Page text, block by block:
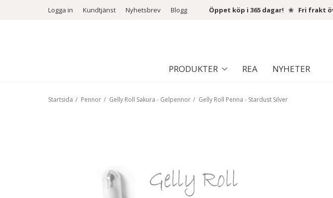
Logga in Kundtjänst Nyhetsbrev Blogg Öppet köp i 365 dagar! ❀ Fri frakt
PRODUKTER REA NYHETER
Startsida / Pennor / Gelly Roll Sakura - Gelpennor / Gelly Roll Penna - Stardust Silver